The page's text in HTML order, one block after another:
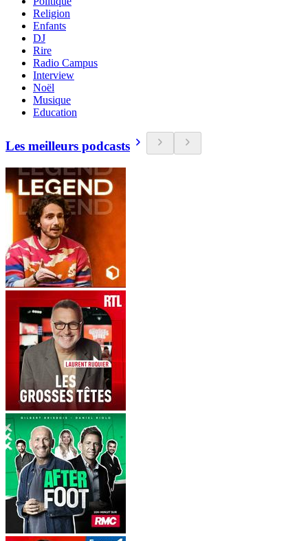
Religion
Enfants
DJ
Rire
Radio Campus
Interview
Noël
Musique
Education
Les meilleurs podcasts